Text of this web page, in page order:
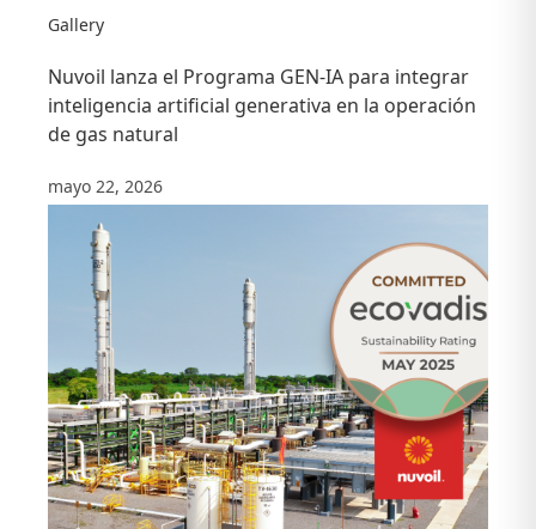
Gallery
Nuvoil lanza el Programa GEN-IA para integrar
inteligencia artificial generativa en la operación
de gas natural
mayo 22, 2026